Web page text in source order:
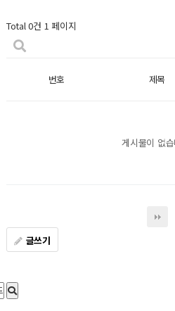
Total 0건 1 페이지
번호 제목
게시물이 없
글쓰기